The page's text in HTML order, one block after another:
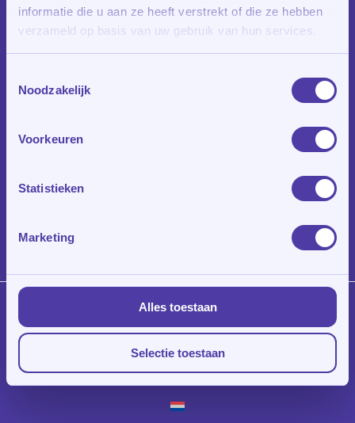
informatie die u aan ze heeft verstrekt of die ze hebben
verzameld op basis van uw gebruik van hun services.
Noodzakelijk
Voorkeuren
Statistieken
Marketing
Alles toestaan
Selectie toestaan
Privacy Policy|Algemene Voorwaarden
Disclaimer
linkedin